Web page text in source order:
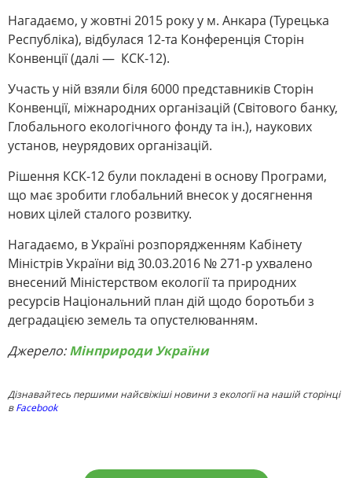
Нагадаємо, у жовтні 2015 року у м. Анкара (Турецька
Республіка), відбулася 12-та Конференція Сторін
Конвенції (далі — КСК-12).
Участь у ній взяли біля 6000 представників Сторін
Конвенції, міжнародних організацій (Світового банку,
Глобального екологічного фонду та ін.), наукових
установ, неурядових організацій.
Рішення КСК-12 були покладені в основу Програми,
що має зробити глобальний внесок у досягнення
нових цілей сталого розвитку.
Нагадаємо, в Україні розпорядженням Кабінету
Міністрів України від 30.03.2016 № 271-р ухвалено
внесений Міністерством екології та природних
ресурсів Національний план дій щодо боротьби з
деградацією земель та опустелюванням.
Джерело:Мінприроди України
Дізнавайтесь першими найсвіжіші новини з екології на нашій сторінці
вFacebook